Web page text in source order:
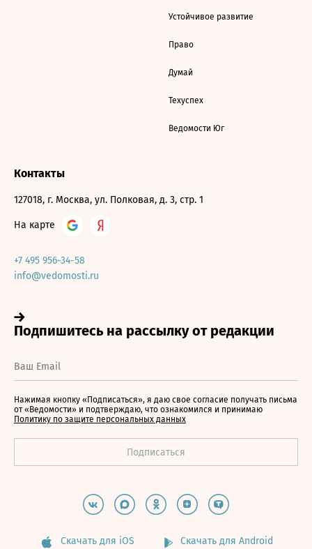
Устойчивое развитие
Право
Думай
Техуспех
Ведомости Юг
Контакты
127018, г. Москва, ул. Полковая, д. 3, стр. 1
На карте
+7 495 956-34-58
info@vedomosti.ru
Нажимая кнопку «Подписаться», я даю свое согласие получать письма
от «Ведомости» и подтверждаю, что ознакомился и принимаю
Политику по защите персональных данных
Скачать для iOS Скачать для Android